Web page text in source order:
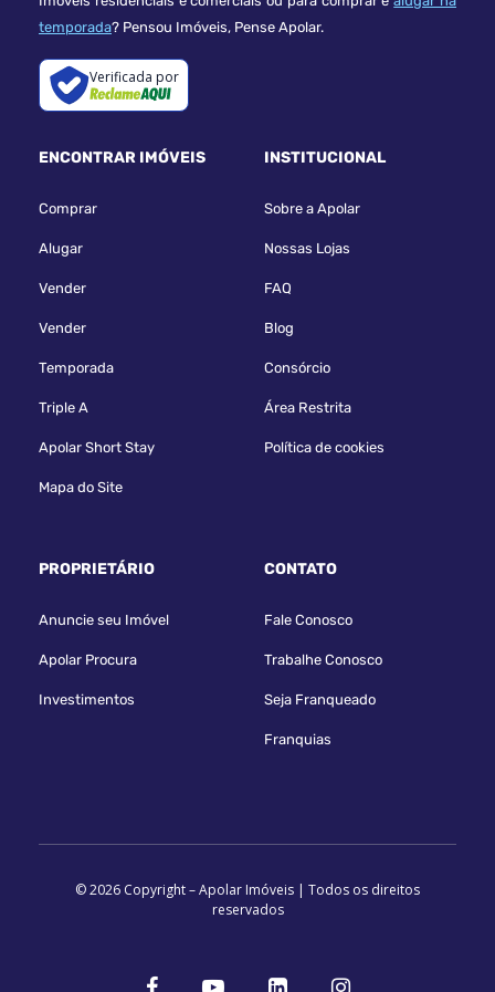
temporada? Pensou Imóveis, Pense Apolar.
Verificada por
ENCONTRAR IMÓVEIS
Comprar
Alugar
Vender
Vender
Temporada
Triple A
Apolar Short Stay
Mapa do Site
INSTITUCIONAL
Sobre a Apolar
Nossas Lojas
FAQ
Blog
Consórcio
Área Restrita
Política de cookies
PROPRIETÁRIO
Anuncie seu Imóvel
Apolar Procura
Investimentos
CONTATO
Fale Conosco
Trabalhe Conosco
Seja Franqueado
Franquias
© 2026 Copyright – Apolar Imóveis | Todos os direitos
reservados